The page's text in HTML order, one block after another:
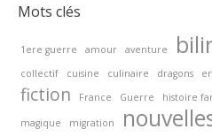
Mots clés
1ere guerre amour aventure
collectif
cuisine culinaire dragons
fiction France Guerre histoire
magique migration